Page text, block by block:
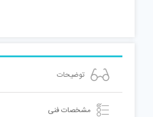
توضیحات
مشخصات فنی